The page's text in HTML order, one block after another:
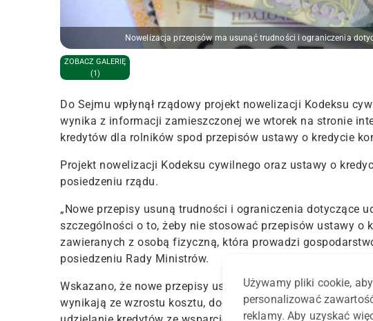
Nowelizacja przepisów ma usunąć trudności i ograniczenia
ZOBACZ GALERIĘ
(1)
Do Sejmu wpłynął rządowy projekt nowelizacji Kodeksu
wynika z informacji zamieszczonej we wtorek na stronie
kredytów dla rolników spod przepisów ustawy o kredycie
Projekt nowelizacji Kodeksu cywilnego oraz ustawy o
posiedzeniu rządu.
„Nowe przepisy usuną trudności i ograniczenia dotyczące
szczególności o to, żeby nie stosować przepisów ustawy o
zawieranych z osobą fizyczną, która prowadzi
posiedzeniu Rady Ministrów.
Wskazano, że nowe przepisy usuną ograniczenia
wynikają ze wzrostu kosztu, dodatkowej biurokratyzacji
Używamy pliki cookie,
personalizować
reklamy. Aby uzyskać